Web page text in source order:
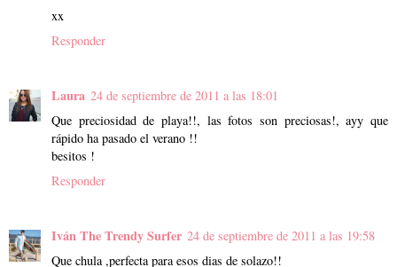
xx
Responder
Laura 24 de septiembre de 2011 a las 18:01
Que preciosidad de playa!!, las fotos son preciosas!, ayy que
rápido ha pasado el verano !!
besitos !
Responder
Iván The Trendy Surfer 24 de septiembre de 2011 a las 19:58
Que chula ,perfecta para esos dias de solazo!!